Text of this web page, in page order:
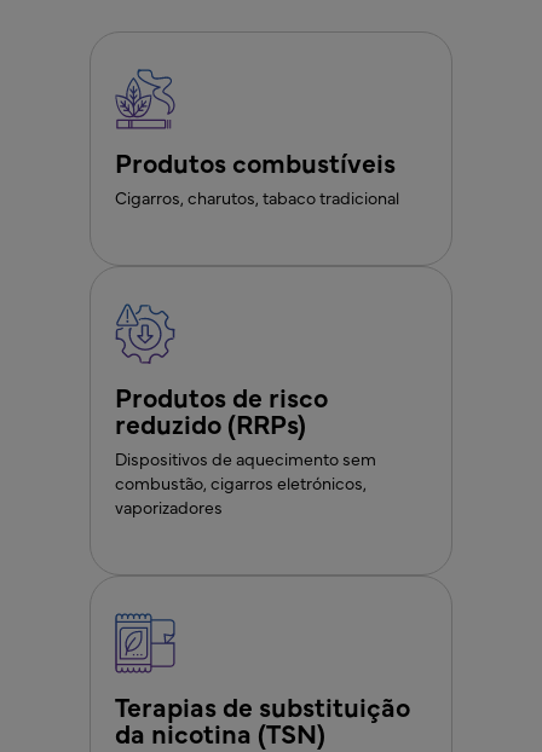
Produtos combustíveis
Cigarros, charutos, tabaco tradicional
Produtos de risco
reduzido (RRPs)
Dispositivos de aquecimento sem
combustão, cigarros eletrónicos,
vaporizadores
Terapias de substituição
da nicotina (TSN)